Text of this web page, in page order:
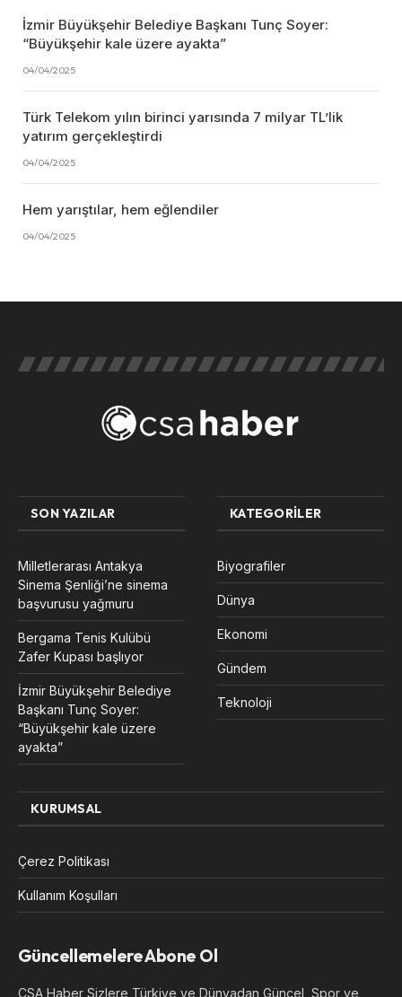
İzmir Büyükşehir Belediye Başkanı Tunç Soyer:
“Büyükşehir kale üzere ayakta”
04/04/2025
Türk Telekom yılın birinci yarısında 7 milyar TL’lik
yatırım gerçekleştirdi
04/04/2025
Hem yarıştılar, hem eğlendiler
04/04/2025
SON YAZILAR
Milletlerarası Antakya
Sinema Şenliği’ne sinema
başvurusu yağmuru
Bergama Tenis Kulübü
Zafer Kupası başlıyor
İzmir Büyükşehir Belediye
Başkanı Tunç Soyer:
“Büyükşehir kale üzere
ayakta”
KATEGORILER
Biyografiler
Dünya
Ekonomi
Gündem
Teknoloji
KURUMSAL
Çerez Politikası
Kullanım Koşulları
Güncellemelere Abone Ol
CSA Haber Sizlere Türkiye ve Dünyadan Güncel, Spor ve